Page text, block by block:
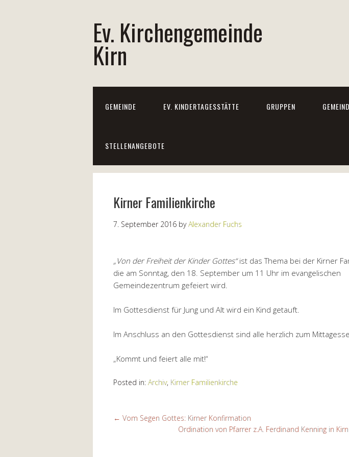
Ev. Kirchengemeinde
Kirn
GEMEINDE EV. KINDERTAGESSTÄTTE GRUPPEN
STELLENANGEBOTE
Kirner Familienkirche
7. September 2016 byAlexander Fuchs
„Von der Freiheit der Kinder Gottes“ist das Thema bei der Kirner
die am Sonntag, den 18. September um 11 Uhr im evangelischen
Gemeindezentrum gefeiert wird.
Im Gottesdienst für Jung und Alt wird ein Kind getauft.
Im Anschluss an den Gottesdienst sind alle herzlich zum
„Kommt und feiert alle mit!“
Posted in: Archiv, Kirner Familienkirche
← Vom Segen Gottes: Kirner Konfirmation
Ordination von Pfarrer z.A. Ferdinand Kenning in